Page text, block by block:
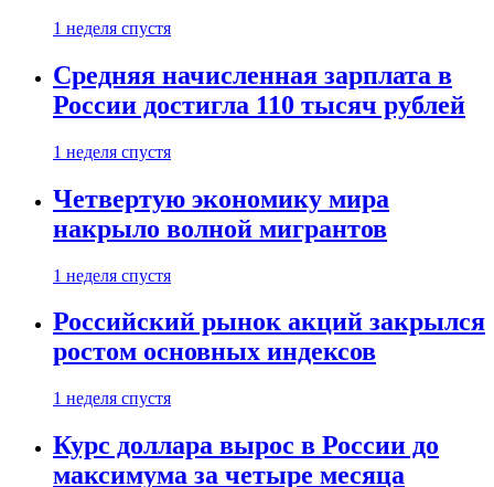
1 неделя спустя
Средняя начисленная зарплата в
России достигла 110 тысяч рублей
1 неделя спустя
Четвертую экономику мира
накрыло волной мигрантов
1 неделя спустя
Российский рынок акций закрылся
ростом основных индексов
1 неделя спустя
Курс доллара вырос в России до
максимума за четыре месяца